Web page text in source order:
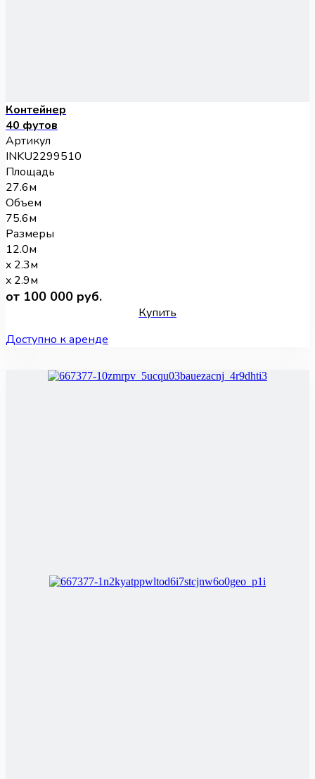
Контейнер
40 футов
Артикул
INKU2299510
Площадь
27.6м
Объем
75.6м
Размеры
12.0м
x 2.3м
x 2.9м
от 100 000 руб.
Купить
Доступно к аренде